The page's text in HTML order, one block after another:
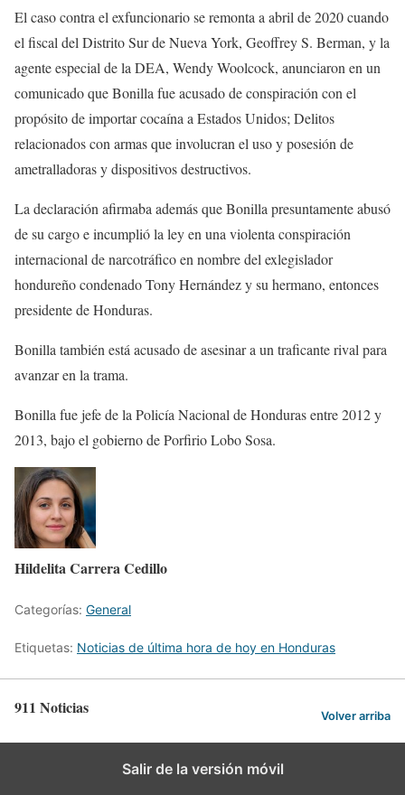
El caso contra el exfuncionario se remonta a abril de 2020 cuando
el fiscal del Distrito Sur de Nueva York, Geoffrey S. Berman, y la
agente especial de la DEA, Wendy Woolcock, anunciaron en un
comunicado que Bonilla fue acusado de conspiración con el
propósito de importar cocaína a Estados Unidos; Delitos
relacionados con armas que involucran el uso y posesión de
ametralladoras y dispositivos destructivos.
La declaración afirmaba además que Bonilla presuntamente abusó
de su cargo e incumplió la ley en una violenta conspiración
internacional de narcotráfico en nombre del exlegislador
hondureño condenado Tony Hernández y su hermano, entonces
presidente de Honduras.
Bonilla también está acusado de asesinar a un traficante rival para
avanzar en la trama.
Bonilla fue jefe de la Policía Nacional de Honduras entre 2012 y
2013, bajo el gobierno de Porfirio Lobo Sosa.
Hildelita Carrera Cedillo
Categorías: General
Etiquetas: Noticias de última hora de hoy en Honduras
911 Noticias Volver arriba
Salir de la versión móvil